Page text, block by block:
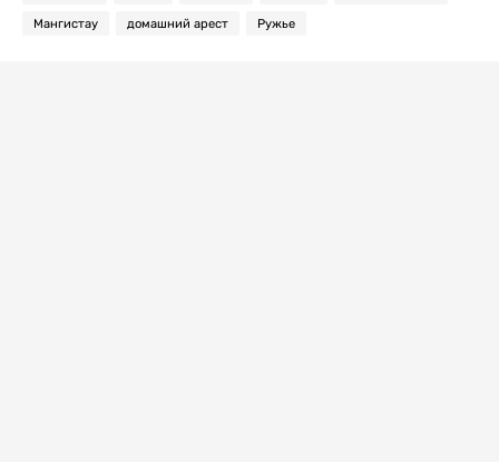
Мангистау домашний арест Ружье